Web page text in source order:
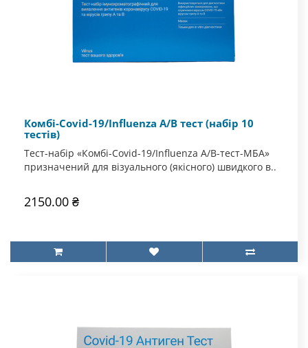
Комбі-Covid-19/Influenza A/B тест (набір 10
тестів)
Тест-набір «Комбі-Covid-19/Influenza A/B-тест-МБА»
призначений для візуального (якісного) швидкого в..
2150.00 ₴